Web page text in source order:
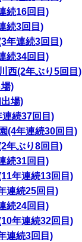
続16回目)
続3回目)
年連続3回目)
続34回目)
西(2年ぶり5回目)
)
場)
連続37回目)
(4年連続30回目)
年ぶり8回目)
続31回目)
年連続13回目)
連続25回目)
続24回目)
年連続32回目)
連続3回目)